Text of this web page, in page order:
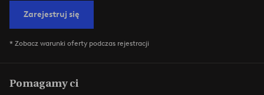
Zarejestruj się
* Zobacz warunki oferty podczas rejestracji
Pomagamy ci